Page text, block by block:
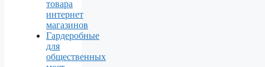
товара
интернет
магазинов
Гардеробные
для
общественных